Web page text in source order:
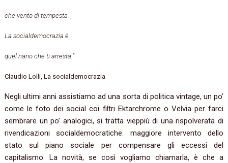
che vento di tempesta.
La socialdemocrazia è
quel nano che ti arresta.”
Claudio Lolli, La socialdemocrazia
Negli ultimi anni assistiamo ad una sorta di politica vintage, un po’
come le foto dei social coi filtri Ektarchrome o Velvia per farci
sembrare un po’ analogici, si tratta vieppiù di una rispolverata di
rivendicazioni socialdemocratiche: maggiore intervento dello
stato sul piano sociale per compensare gli eccessi del
capitalismo. La novità, se così vogliamo chiamarla, è che a